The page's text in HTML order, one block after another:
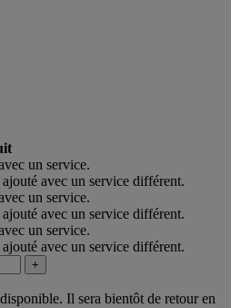
un service.
avec un service différent.
un service.
avec un service différent.
un service.
avec un service différent.